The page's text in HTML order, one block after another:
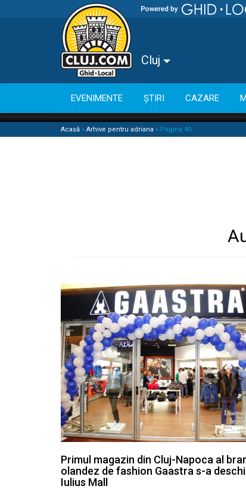
Cluj
EVENIMENTE ȘTIRI CAZARE
Acasă » Arhive pentru adriana » Pagina 40
Primul magazin din Cluj-Napoca al
olandez de fashion Gaastra s-a
Iulius Mall